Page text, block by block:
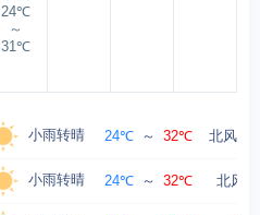
24℃
～
31℃
小雨转晴 24℃ ～ 32℃ 北风转
小雨转晴 24℃ ～ 32℃ 北风